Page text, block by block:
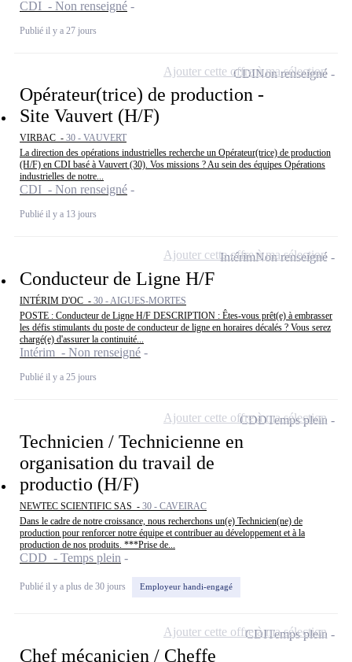
CDI - Non renseigné
Publié il y a 27 jours
Opérateur(trice) de production -
Site Vauvert (H/F)
VIRBAC - 30 - VAUVERT
La direction des opérations industrielles recherche un Opérateur(trice) de production
(H/F) en CDI basé à Vauvert (30). Vos missions ? Au sein des équipes Opérations
industrielles de notre...
CDI - Non renseigné
Publié il y a 13 jours
CDINon renseigné
Ajouter cette offre à ma sélection
Conducteur de Ligne H/F
INTÉRIM D'OC - 30 - AIGUES-MORTES
POSTE : Conducteur de Ligne H/F DESCRIPTION : Êtes-vous prêt(e) à embrasser
les défis stimulants du poste de conducteur de ligne en horaires décalés ? Vous serez
chargé(e) d'assurer la continuité...
Intérim - Non renseigné
Publié il y a 25 jours
IntérimNon renseigné
Ajouter cette offre à ma sélection
Technicien / Technicienne en
organisation du travail de
productio (H/F)
NEWTEC SCIENTIFIC SAS - 30 - CAVEIRAC
Dans le cadre de notre croissance, nous recherchons un(e) Technicien(ne) de
production pour renforcer notre équipe et contribuer au développement et à la
production de nos produits. ***Prise de...
CDD - Temps plein
Publié il y a plus de 30 jours Employeur handi-engagé
CDDTemps plein
Ajouter cette offre à ma sélection
Chef mécanicien / Cheffe
CDITemps plein
Ajouter cette offre à ma sélection